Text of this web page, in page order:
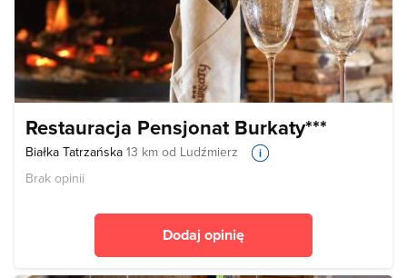
Restauracja Pensjonat Burkaty***
Białka Tatrzańska 13 km od Ludźmierz
Brak opinii
Dodaj opinię